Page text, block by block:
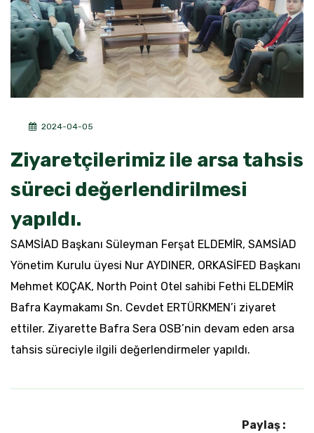
2024-04-05
Ziyaretçilerimiz ile arsa tahsis
süreci değerlendirilmesi
yapıldı.
SAMSİAD Başkanı Süleyman Ferşat ELDEMİR, SAMSİAD
Yönetim Kurulu üyesi Nur AYDINER, ORKASİFED Başkanı
Mehmet KOÇAK, North Point Otel sahibi Fethi ELDEMİR
Bafra Kaymakamı Sn. Cevdet ERTÜRKMEN’i ziyaret
ettiler. Ziyarette Bafra Sera OSB’nin devam eden arsa
tahsis süreciyle ilgili değerlendirmeler yapıldı.
Paylaş :